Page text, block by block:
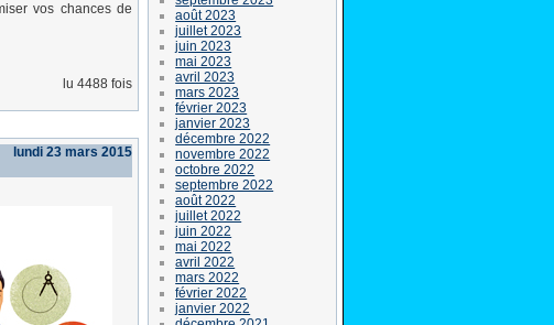
vos chances de
lu 4488 fois
lundi 23 mars 2015
août 2023
juillet 2023
juin 2023
mai 2023
avril 2023
mars 2023
février 2023
janvier 2023
décembre 2022
novembre 2022
octobre 2022
septembre 2022
août 2022
juillet 2022
juin 2022
mai 2022
avril 2022
mars 2022
février 2022
janvier 2022